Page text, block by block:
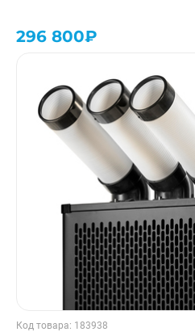
296 800₽
Код товара: 183938